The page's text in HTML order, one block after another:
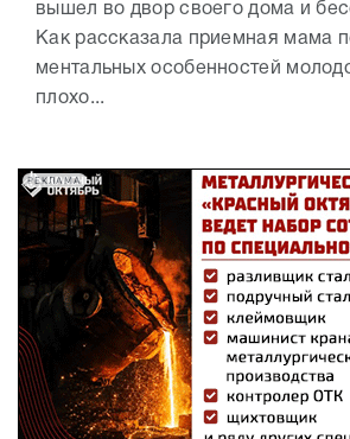
вышел во двор своего дома и
Как рассказала приемная мама
ментальных особенностей
плохо...
РЕКЛАМА